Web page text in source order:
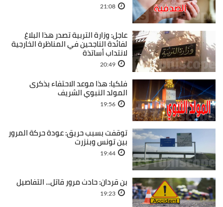
21:08
عاجل: وزارة التربية تصدر هذا البلاغ
لفائدة الناجحين في المناظرة الخارجية
لانتداب أساتذة
20:49
فلكيا: هذا موعد الاحتفاء بذكرى
المولد النبوي الشريف
19:56
توقفت بسبب حريق: عودة حركة المرور
بين تونس وبنزرت
19:44
بن قردان: حادث مرور قاتل... التفاصيل
19:23